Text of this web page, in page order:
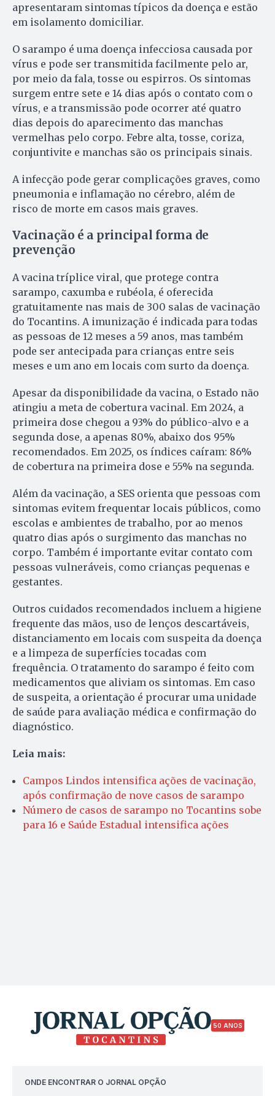
apresentaram sintomas típicos da doença e estão
em isolamento domiciliar.
O sarampo é uma doença infecciosa causada por
vírus e pode ser transmitida facilmente pelo ar,
por meio da fala, tosse ou espirros. Os sintomas
surgem entre sete e 14 dias após o contato com o
vírus, e a transmissão pode ocorrer até quatro
dias depois do aparecimento das manchas
vermelhas pelo corpo. Febre alta, tosse, coriza,
conjuntivite e manchas são os principais sinais.
A infecção pode gerar complicações graves, como
pneumonia e inflamação no cérebro, além de
risco de morte em casos mais graves.
Vacinação é a principal forma de
prevenção
A vacina tríplice viral, que protege contra
sarampo, caxumba e rubéola, é oferecida
gratuitamente nas mais de 300 salas de vacinação
do Tocantins. A imunização é indicada para todas
as pessoas de 12 meses a 59 anos, mas também
pode ser antecipada para crianças entre seis
meses e um ano em locais com surto da doença.
Apesar da disponibilidade da vacina, o Estado não
atingiu a meta de cobertura vacinal. Em 2024, a
primeira dose chegou a 93% do público-alvo e a
segunda dose, a apenas 80%, abaixo dos 95%
recomendados. Em 2025, os índices caíram: 86%
de cobertura na primeira dose e 55% na segunda.
Além da vacinação, a SES orienta que pessoas com
sintomas evitem frequentar locais públicos, como
escolas e ambientes de trabalho, por ao menos
quatro dias após o surgimento das manchas no
corpo. Também é importante evitar contato com
pessoas vulneráveis, como crianças pequenas e
gestantes.
Outros cuidados recomendados incluem a higiene
frequente das mãos, uso de lenços descartáveis,
distanciamento em locais com suspeita da doença
e a limpeza de superfícies tocadas com
frequência. O tratamento do sarampo é feito com
medicamentos que aliviam os sintomas. Em caso
de suspeita, a orientação é procurar uma unidade
de saúde para avaliação médica e confirmação do
diagnóstico.
Leia mais:
Campos Lindos intensifica ações de vacinação,
após confirmação de nove casos de sarampo
Número de casos de sarampo no Tocantins sobe
para 16 e Saúde Estadual intensifica ações
50 ANOS
ONDE ENCONTRAR O JORNAL OPÇÃO